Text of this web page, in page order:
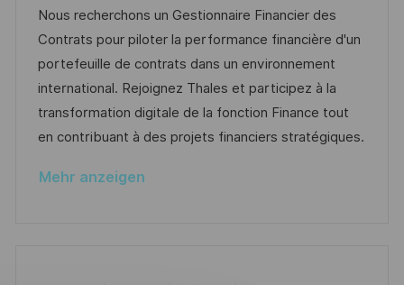
n
g
f
e
n
t
l
i
t
u
m
d
e
r
e
b
-
I
D
t
e
g
o
r
i
Nous recherchons un Gestionnaire Financier des
Contrats pour piloter la performance financière d'un
portefeuille de contrats dans un environnement
international. Rejoignez Thales et participez à la
transformation digitale de la fonction Finance tout
en contribuant à des projets financiers stratégiques.
Mehr anzeigen